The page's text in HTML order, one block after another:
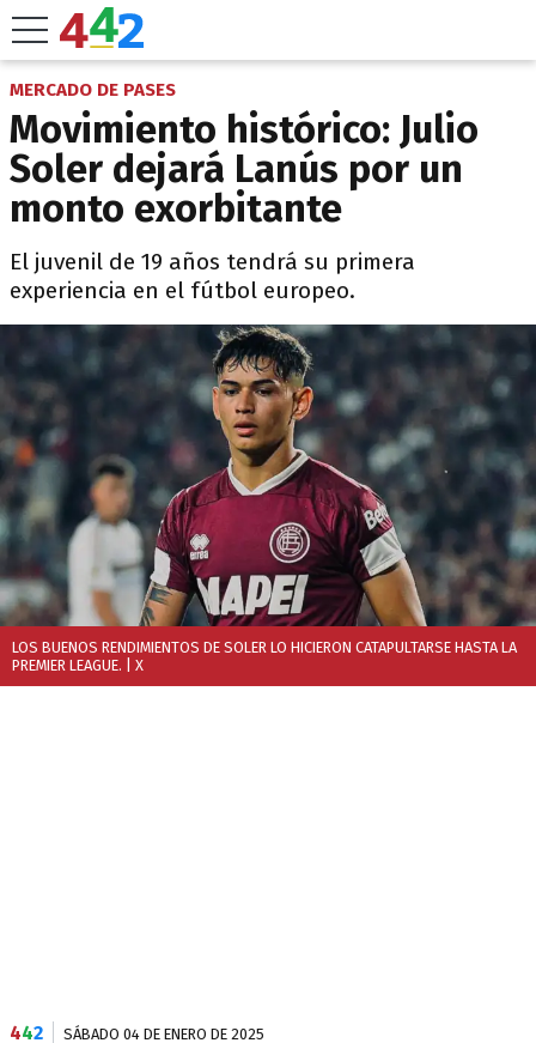
MERCADO DE PASES
Movimiento histórico: Julio
Soler dejará Lanús por un
monto exorbitante
El juvenil de 19 años tendrá su primera
experiencia en el fútbol europeo.
LOS BUENOS RENDIMIENTOS DE SOLER LO HICIERON CATAPULTARSE HASTA LA
PREMIER LEAGUE. | X
442 SÁBADO 04 DE ENERO DE 2025